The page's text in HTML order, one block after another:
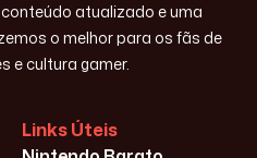
atualizado e uma
o melhor para os fãs de
e cultura gamer.
Links Úteis